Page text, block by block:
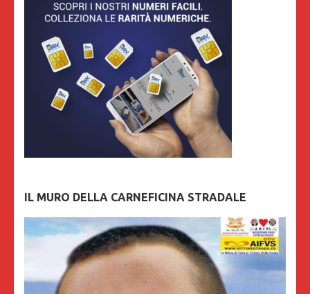
IL MURO DELLA CARNEFICINA STRADALE